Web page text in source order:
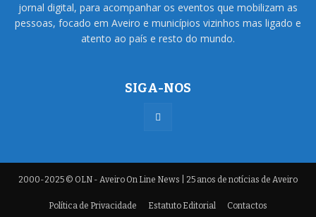
jornal digital, para acompanhar os eventos que mobilizam as
pessoas, focado em Aveiro e municípios vizinhos mas ligado e
atento ao país e resto do mundo.
SIGA-NOS
2000-2025 © OLN - Aveiro On Line News | 25 anos de notícias de Aveiro
Política de Privacidade Estatuto Editorial Contactos